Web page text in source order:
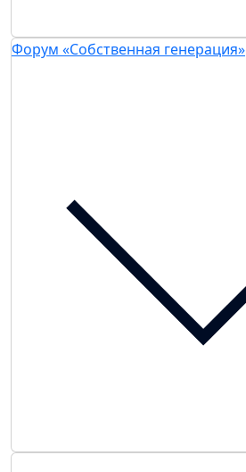
Форум «Собственная генерация»